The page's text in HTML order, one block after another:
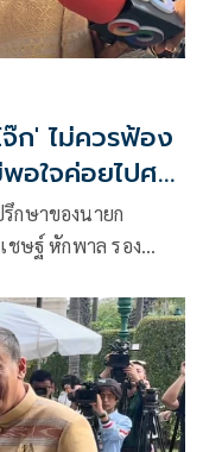
ก' ไม่ควรฟ้อง
อใจค่อยไปศาล
กษาของนายก
ษฐ์ หักพาล รอง